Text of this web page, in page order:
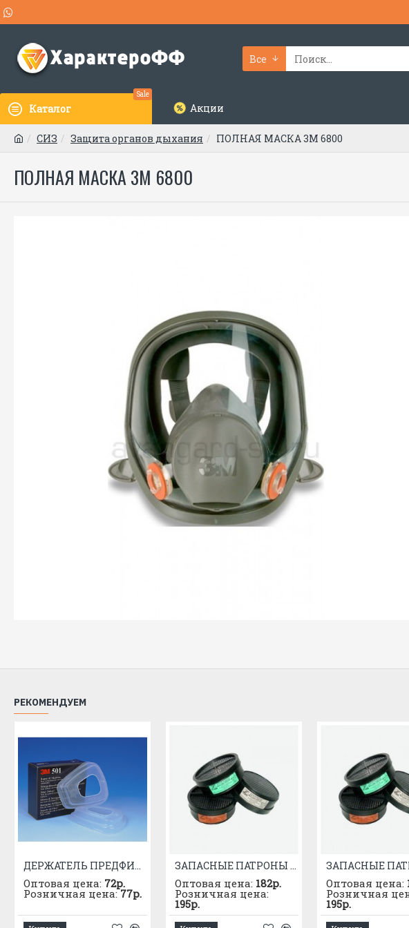
Все
Каталог
Sale
Акции
СИЗ Защита органов дыхания ПОЛНАЯ МАСКА 3М 6800
ПОЛНАЯ МАСКА 3М 6800
РЕКОМЕНДУЕМ
ДЕРЖАТЕЛЬ ПРЕДФИЛЬТРА 3М 501
Оптовая цена: 72р.
Розничная цена:77р.
ЗАПАСНЫЕ ПАТРОНЫ К РПГ-67 МАРКИ "А"
Оптовая цена: 182р.
Розничная цена:
195р.
Оптовая цена:
Розничная
195р.